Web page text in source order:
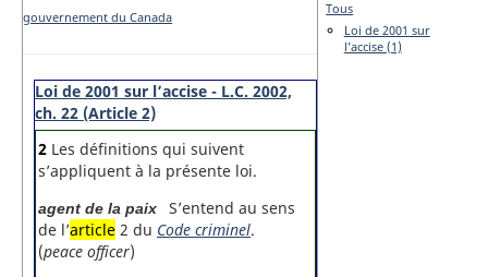
gouvernement du Canada
Loi de 2001 sur l’accise - L.C. 2002,
ch. 22 (Article 2)
2 Les définitions qui suivent
s’appliquent à la présente loi.
agent de la paix
S’entend au sens
de l’article 2 du Code criminel.
(peace officer)
Tous
Loi de 2001 sur
l’accise (1)